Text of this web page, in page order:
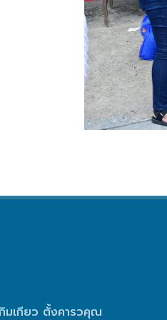
เกียว ตั้งคารวคุณ